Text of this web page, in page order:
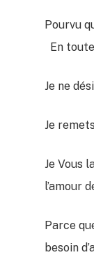
Pourvu
En
Je ne
Je
Je Vous
l’amour
Parce
besoin